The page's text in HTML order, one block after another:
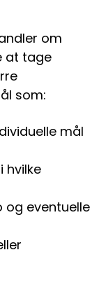
om
at tage
som:
mål
hvilke
og eventuelle